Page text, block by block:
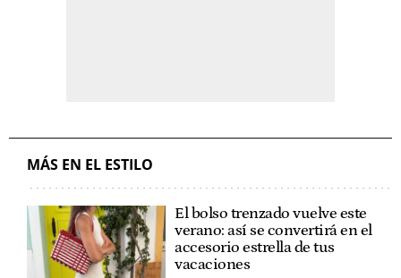
MÁS EN EL ESTILO
El bolso trenzado vuelve este
verano: así se convertirá en el
accesorio estrella de tus
vacaciones